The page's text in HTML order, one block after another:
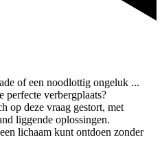
of een noodlottig ongeluk ...
perfecte verbergplaats?
op deze vraag gestort, met
liggende oplossingen.
lichaam kunt ontdoen zonder